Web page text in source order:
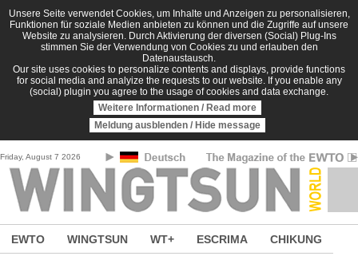
Skip to main content
Unsere Seite verwendet Cookies, um Inhalte und Anzeigen zu personalisieren,
Funktionen für soziale Medien anbieten zu können und die Zugriffe auf unsere
Website zu analysieren. Durch Aktivierung der diversen (Social) Plug-Ins
stimmen Sie der Verwendung von Cookies zu und erlauben den
Datenaustausch.
Our site uses cookies to personalize contents and displays, provide functions
for social media and analyize the requests to our website. If you enable any
(social) plugin you agree to the usage of cookies and data exchange.
Weitere Informationen / Read more
Meldung ausblenden / Hide message
Friday, August 7 2026
EWTO WINGTSUN WT+ ESCRIMA CHIKUNG